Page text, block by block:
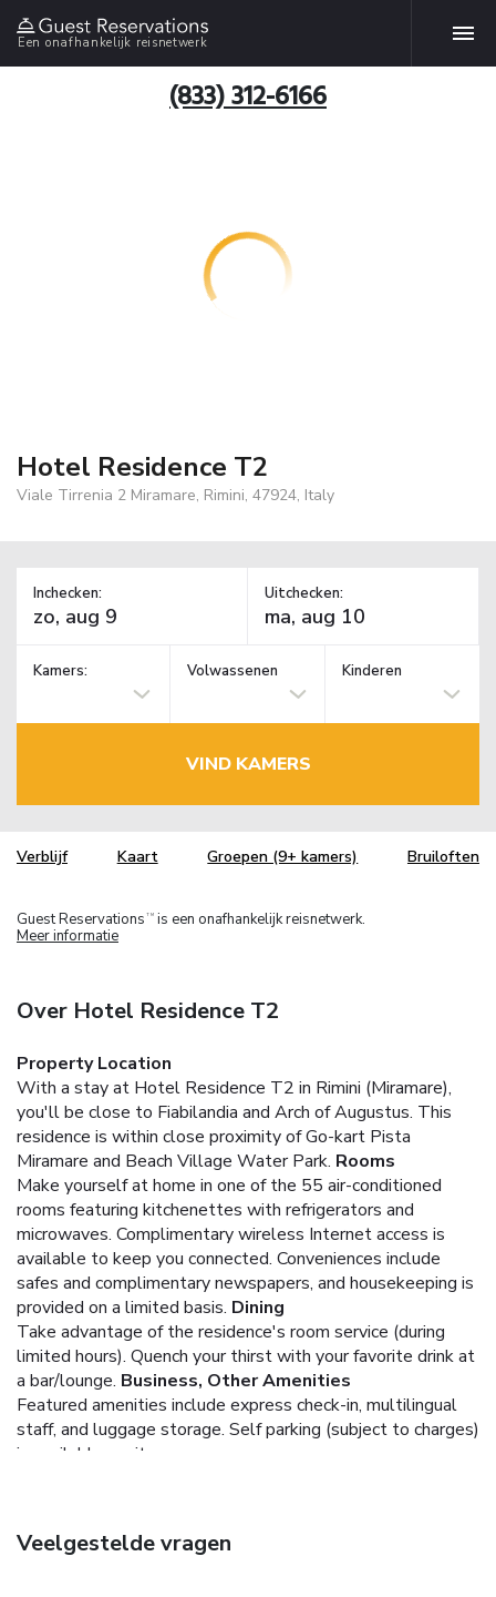
Een onafhankelijk reisnetwerk
(833) 312-6166
Hotel Residence T2
Viale Tirrenia 2 Miramare, Rimini, 47924, Italy
Inchecken: Uitchecken:
Kamers: Volwassenen Kinderen
VIND KAMERS
Verblijf Kaart Groepen (9+ kamers) Bruiloften
Guest Reservations TM is een onafhankelijk reisnetwerk.
Meer informatie
Over Hotel Residence T2
Property Location
With a stay at Hotel Residence T2 in Rimini (Miramare),
you'll be close to Fiabilandia and Arch of Augustus. This
residence is within close proximity of Go-kart Pista
Miramare and Beach Village Water Park. Rooms
Make yourself at home in one of the 55 air-conditioned
rooms featuring kitchenettes with refrigerators and
microwaves. Complimentary wireless Internet access is
available to keep you connected. Conveniences include
safes and complimentary newspapers, and housekeeping is
provided on a limited basis. Dining
Take advantage of the residence's room service (during
limited hours). Quench your thirst with your favorite drink at
a bar/lounge. Business, Other Amenities
Featured amenities include express check-in, multilingual
staff, and luggage storage. Self parking (subject to charges)
is available onsite.
Veelgestelde vragen